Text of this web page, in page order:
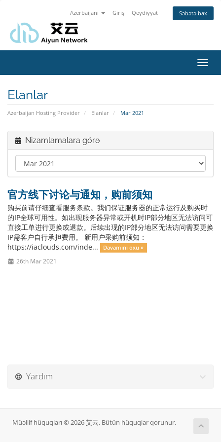
Azerbaijani Giriş Qeydiyyat Səbətə bax
keçid
Elanlar
Azerbaijan Hosting Provider Elanlar Mar 2021
Nizamlamalara görə
官方线下讨论与通知，购前须知
购买前请仔细查看服务条款。我们保证服务器的正常运行及购买时
的IP全球可用性。如出现服务器异常或开机时IP部分地区无法访问可
直接工单进行更换或退款。后续出现的IP部分地区无法访问需要更换
IP需客户自行承担费用。 新用户采购前须知：
https://iaclouds.com/inde...
Davamını oxu »
26th Mar 2021
Yardım
Müəllif hüquqları © 2026 艾云. Bütün hüquqlar qorunur.